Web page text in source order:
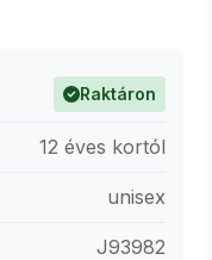
Raktáron
12 éves kortól
unisex
J93982